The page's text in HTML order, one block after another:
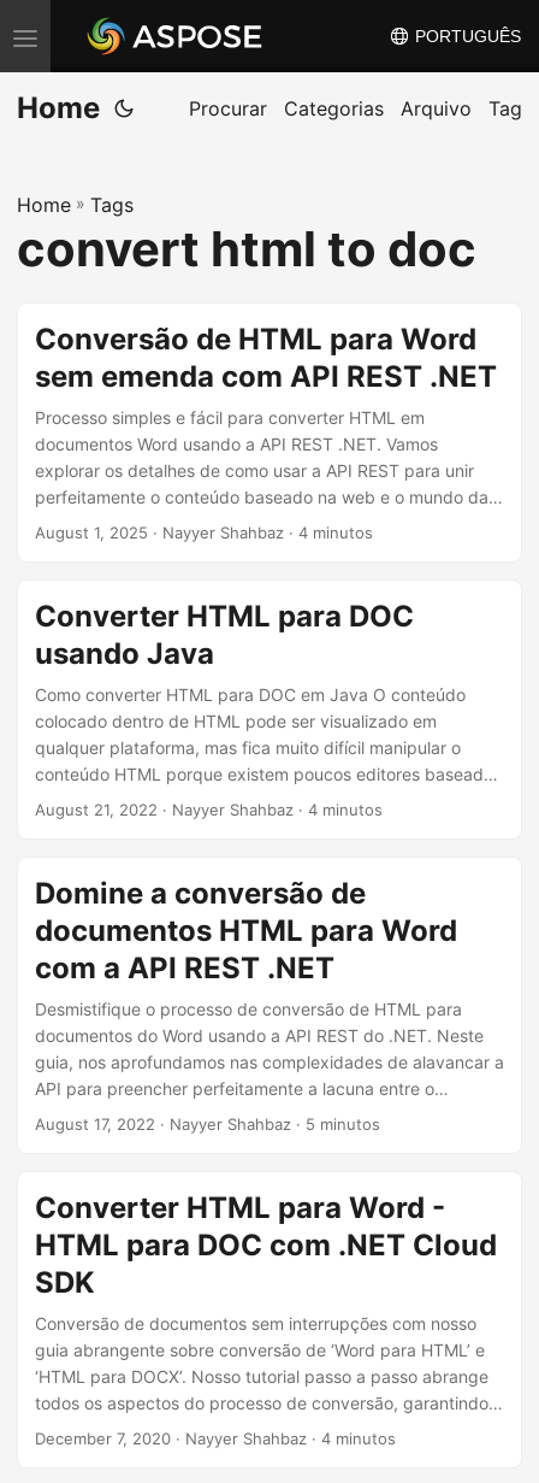
A
l
t
n
a
g
a
PORTUGUÊS
Home Procurar Categorias Arquivo Tag
Home » Tags
convert html to doc
Conversão de HTML para Word
sem emenda com API REST .NET
Processo simples e fácil para converter HTML em
documentos Word usando a API REST .NET. Vamos
explorar os detalhes de como usar a API REST para unir
perfeitamente o conteúdo baseado na web e o mundo da
criação de documentos profissionais.
August 1, 2025 · Nayyer Shahbaz · 4 minutos
Converter HTML para DOC
usando Java
Como converter HTML para DOC em Java O conteúdo
colocado dentro de HTML pode ser visualizado em
qualquer plataforma, mas fica muito difícil manipular o
conteúdo HTML porque existem poucos editores baseados
em interface do usuário para arquivos HTML. Portanto,
para atualizar o conteúdo. Neste artigo, vamos discutir os
detalhes de como desenvolver um conversor de HTML
para DOC usando Java.
August 21, 2022 · Nayyer Shahbaz · 4 minutos
Domine a conversão de
documentos HTML para Word
com a API REST .NET
Desmistifique o processo de conversão de HTML para
documentos do Word usando a API REST do .NET. Neste
guia, nos aprofundamos nas complexidades de alavancar a
API para preencher perfeitamente a lacuna entre o
conteúdo baseado na web e o mundo da criação
August 17, 2022 · Nayyer Shahbaz · 5 minutos
Converter HTML para Word -
HTML para DOC com .NET Cloud
SDK
Conversão de documentos sem interrupções com nosso
guia abrangente sobre conversão de ‘Word para HTML’ e
‘HTML para DOCX’. Nosso tutorial passo a passo abrange
todos os aspectos do processo de conversão, garantindo
que você tenha as ferramentas para executar conversões
December 7, 2020 · Nayyer Shahbaz · 4 minutos